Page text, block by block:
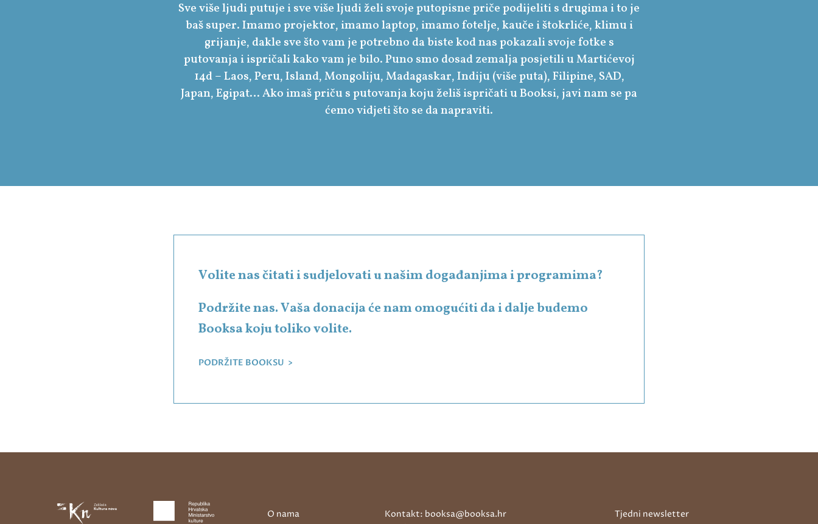
Sve više ljudi putuje i sve više ljudi želi svoje putopisne priče podijeliti s drugima i to je
baš super. Imamo projektor, imamo laptop, imamo fotelje, kauče i štokrliće, klimu i
grijanje, dakle sve što vam je potrebno da biste kod nas pokazali svoje fotke s
putovanja i ispričali kako vam je bilo. Puno smo dosad zemalja posjetili u Martićevoj
14d – Laos, Peru, Island, Mongoliju, Madagaskar, Indiju (više puta), Filipine, SAD,
Japan, Egipat… Ako imaš priču s putovanja koju želiš ispričati u Booksi, javi nam se pa
ćemo vidjeti što se da napraviti.
Volite nas čitati i sudjelovati u našim događanjima i programima?
Podržite nas. Vaša donacija će nam omogućiti da i dalje budemo
Booksa koju toliko volite.
PODRŽITE BOOKSU >
O nama
Kontakt: booksa@booksa.hr
Tjedni newsletter